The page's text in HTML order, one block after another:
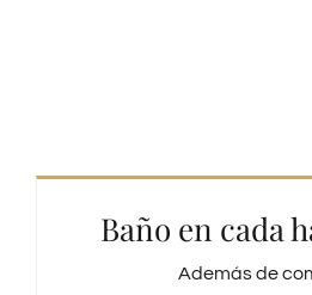
Baño en cada
Además de